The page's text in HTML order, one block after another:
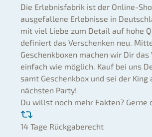
Die Erlebnisfabrik ist der Online-
ausgefallene Erlebnisse in
mit viel Liebe zum Detail auf hohe
definiert das Verschenken neu.
Geschenkboxen machen wir Dir das
einfach wie möglich. Kauf bei uns
samt Geschenkbox und sei der King
nächsten Party!
Du willst noch mehr Fakten? Gerne
14 Tage Rückgaberecht